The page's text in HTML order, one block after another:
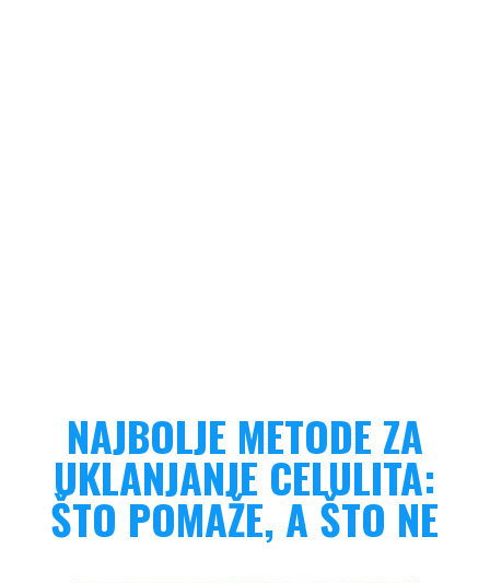
NAJBOLJE METODE ZA
UKLANJANJE CELULITA:
ŠTO POMAŽE, A ŠTO NE